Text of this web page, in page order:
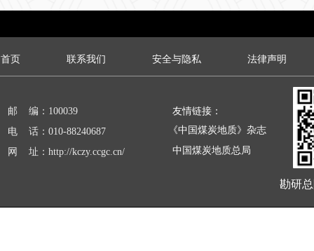
首页 联系我们 安全与隐私 法律声明
勘研
中国煤炭地质总局
《中国煤炭地质》杂志
友情链接：
邮 编：100039
电 话：010-88240687
网 址：http://kczy.ccgc.cn/